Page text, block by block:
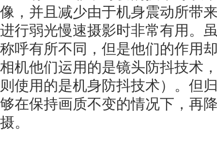
像，并且减少由于机身震动所带
进行弱光慢速摄影时非常有用。
称呼有所不同，但是他们的作用
相机他们运用的是镜头防抖技术
则使用的是机身防抖技术）。但
够在保持画质不变的情况下，再
摄。